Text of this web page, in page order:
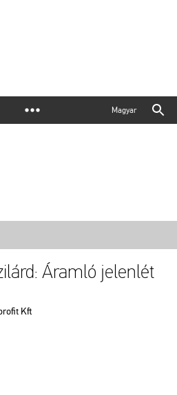
Magyar
Áramló jelenlét
Kft